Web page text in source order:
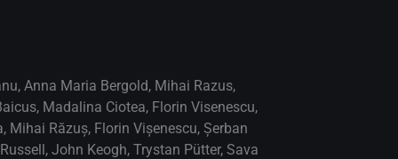
, Anna Maria Bergold, Mihai Razus,
, Madalina Ciotea, Florin Visenescu,
, Mihai Răzuș, Florin Vișenescu, Șerban
, John Keogh, Trystan Pütter, Sava